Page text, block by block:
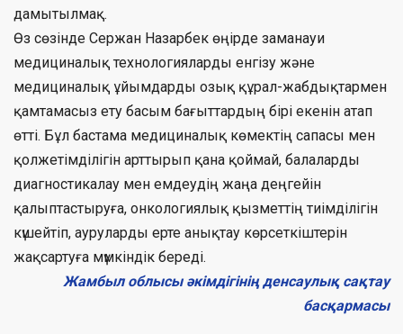
дамытылмақ.
Өз сөзінде Сержан Назарбек өңірде заманауи
медициналық технологияларды енгізу және
медициналық ұйымдарды озық құрал-жабдықтармен
қамтамасыз ету басым бағыттардың бірі екенін атап
өтті. Бұл бастама медициналық көмектің сапасы мен
қолжетімділігін арттырып қана қоймай, балаларды
диагностикалау мен емдеудің жаңа деңгейін
қалыптастыруға, онкологиялық қызметтің тиімділігін
күшейтіп, ауруларды ерте анықтау көрсеткіштерін
жақсартуға мүмкіндік береді.
Жамбыл облысы әкімдігінің денсаулық сақтау
басқармасы